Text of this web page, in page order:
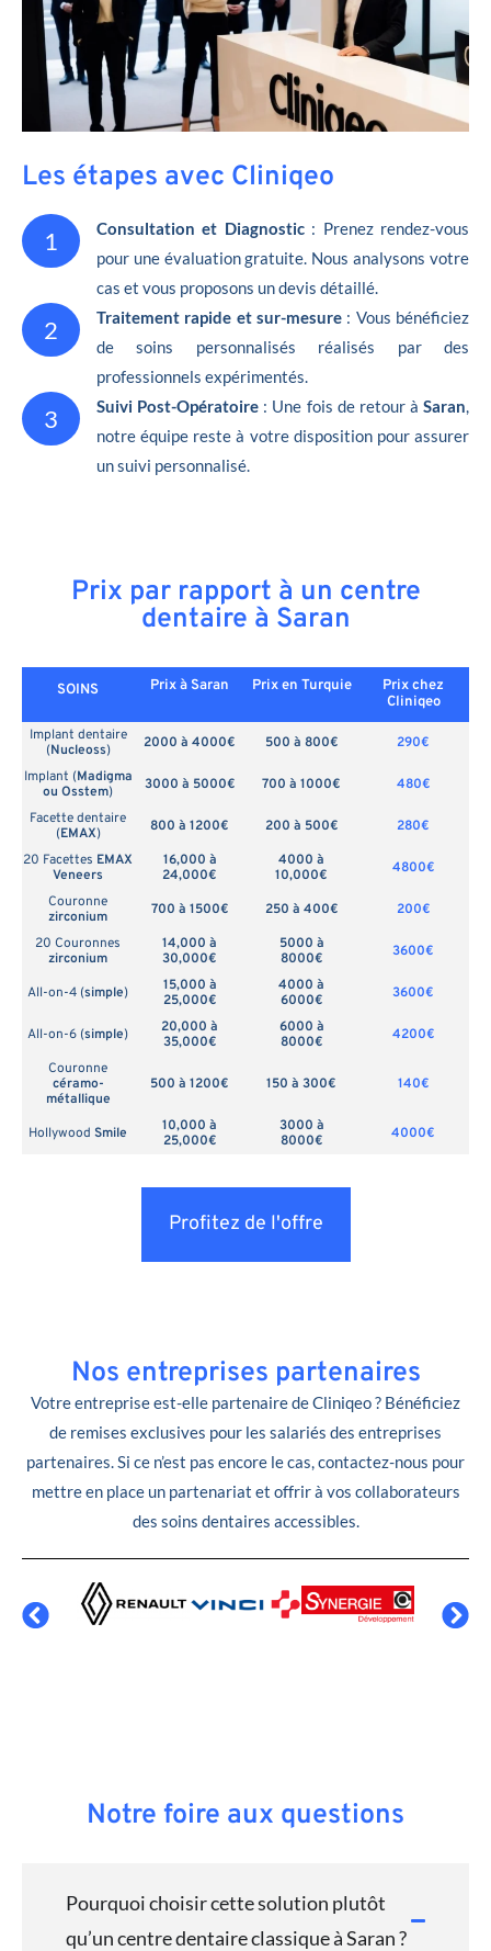
Les étapes avec Cliniqeo
1 Consultation et Diagnostic: Prenez rendez-vous
pour une évaluation gratuite. Nous analysons votre
cas et vous proposons un devis détaillé.
2 Traitement rapide et sur-mesure : Vous bénéficiez
de soins personnalisés réalisés par des
professionnels expérimentés.
3 Suivi Post-Opératoire : Une fois de retour à Saran
notre équipe reste à votre disposition pour assurer
un suivi personnalisé.
Prix par rapport à un centre
dentaire à Saran
SOINS Prix à Saran Prix en Turquie
Prix chez
Cliniqeo
Implant dentaire
(Nucleoss) 2000 à 4000€ 500 à 800€
290€
Implant (Madigma
ou Osstem) 3000 à 5000€ 700 à 1000€
480€
Facette dentaire
(EMAX) 800 à 1200€ 200 à 500€
280€
20 Facettes EMAX
Veneers
16,000 à
24,000€
4000 à
10,000€
4800€
Couronne
zirconium
700 à 1500€ 250 à 400€
200€
20 Couronnes
zirconium
14,000 à
30,000€
5000 à
8000€
3600€
All-on-4 (simple)
15,000 à
25,000€
4000 à
6000€
3600€
All-on-6 (simple)
20,000 à
35,000€
6000 à
8000€
4200€
Couronne
céramo-
métallique
500 à 1200€ 150 à 300€ 140€
Hollywood Smile
10,000 à
25,000€
3000 à
8000€
4000€
Profitez de l'offre
Nos entreprises partenaires
Votre entreprise est-elle partenaire de Cliniqeo ? Bénéficiez
de remises exclusives pour les salariés des entreprises
partenaires. Si ce n’est pas encore le cas, contactez-nous pour
mettre en place un partenariat et offrir à vos collaborateurs
des soins dentaires accessibles.
Notre foire aux questions
Pourquoi choisir cette solution plutôt
qu’un centre dentaire classique à Saran ?